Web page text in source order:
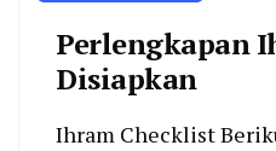
Perlengkapan
Disiapkan
Ihram Checklist